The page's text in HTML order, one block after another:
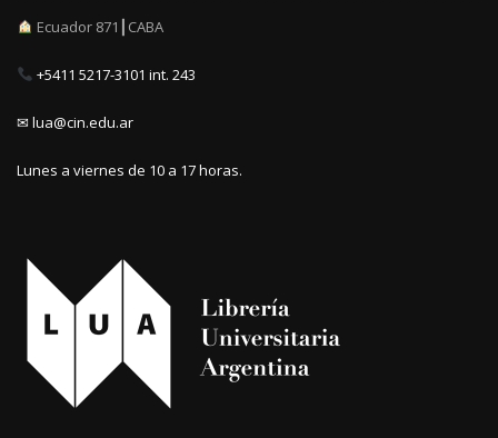
Ecuador 871┃CABA
+5411 5217-3101 int. 243
✉ lua@cin.edu.ar
Lunes a viernes de 10 a 17 horas.